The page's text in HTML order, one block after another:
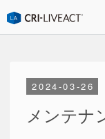
お知らせ
2024-03-26
メンテナ